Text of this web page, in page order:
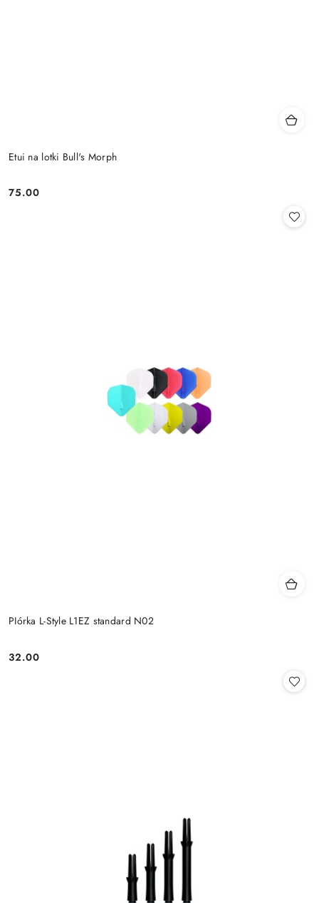
Etui na lotki Bull's Morph
Cena:
75.00
PIórka L-Style L1EZ standard N02
Cena:
32.00